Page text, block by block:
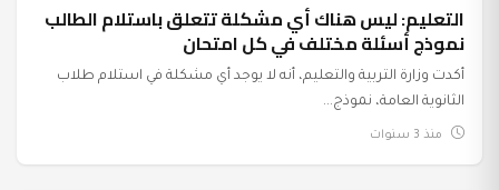
عرب وعالم
التعليم: ليس هناك أي مشكلة تتعلق باستلام الطالب
نموذج أسئلة مختلف في كل امتحان
أكدت وزارة التربية والتعليم، أنه لا يوجد أي مشكلة في استلام طلاب
الثانوية العامة، نموذج...
منذ 3 سنوات